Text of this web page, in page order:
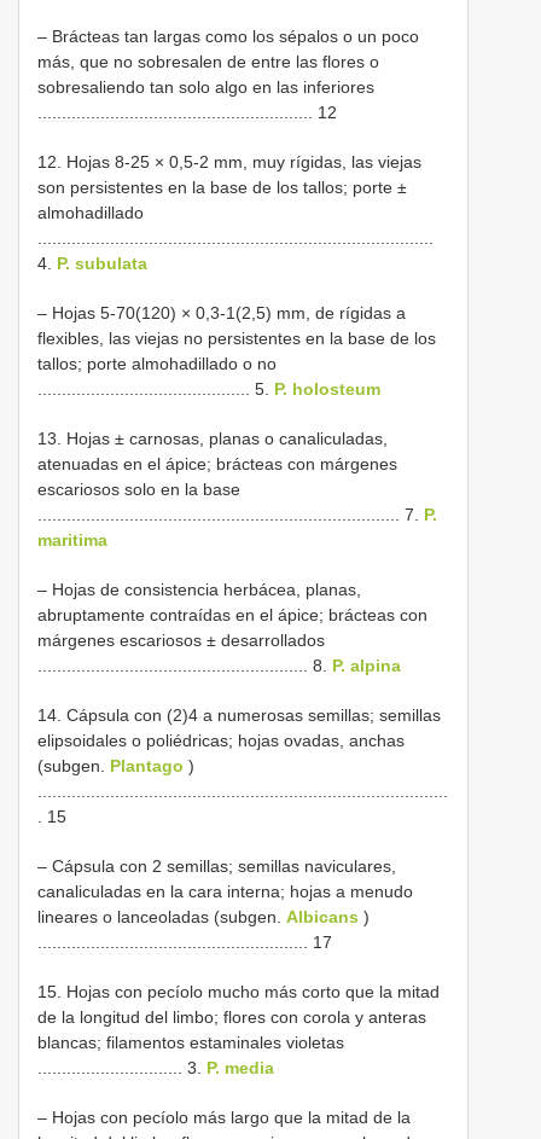
– Brácteas tan largas como los sépalos o un poco
más, que no sobresalen de entre las flores o
sobresaliendo tan solo algo en las inferiores
......................................................... 12
12. Hojas 8-25 × 0,5-2 mm, muy rígidas, las viejas
son persistentes en la base de los tallos; porte ±
almohadillado
4. P. subulata
– Hojas 5-70(120) × 0,3-1(2,5) mm, de rígidas a
flexibles, las viejas no persistentes en la base de los
tallos; porte almohadillado o no
............................................ 5. P. holosteum
13. Hojas ± carnosas, planas o canaliculadas,
atenuadas en el ápice; brácteas con márgenes
escariosos solo en la base
........................................................................... 7. P.
maritima
– Hojas de consistencia herbácea, planas,
abruptamente contraídas en el ápice; brácteas con
márgenes escariosos ± desarrollados
........................................................ 8. P. alpina
14. Cápsula con (2)4 a numerosas semillas; semillas
elipsoidales o poliédricas; hojas ovadas, anchas
(subgen. Plantago )
. 15
– Cápsula con 2 semillas; semillas naviculares,
canaliculadas en la cara interna; hojas a menudo
lineares o lanceoladas (subgen. Albicans )
........................................................ 17
15. Hojas con pecíolo mucho más corto que la mitad
de la longitud del limbo; flores con corola y anteras
blancas; filamentos estaminales violetas
.............................. 3. P. media
– Hojas con pecíolo más largo que la mitad de la